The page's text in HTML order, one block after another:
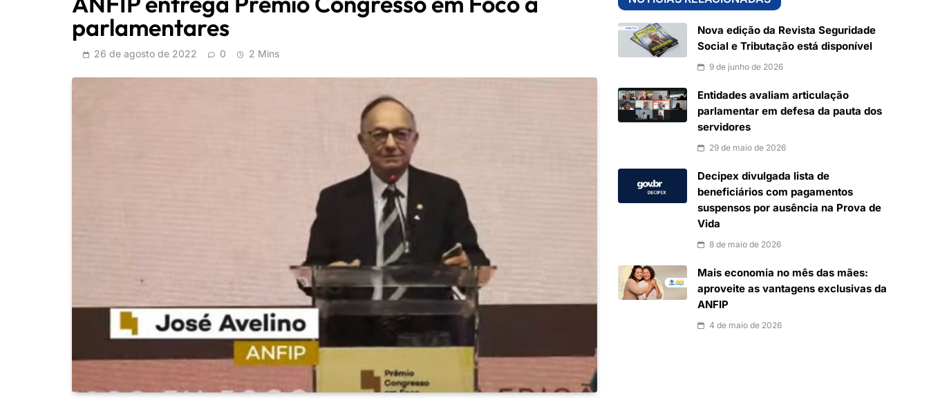
parlamentares
26 de agosto de 2022 0 2 Mins
Nova edição da Revista Seguridade
Social e Tributação está disponível
9 de junho de 2026
Entidades avaliam articulação
parlamentar em defesa da pauta dos
servidores
29 de maio de 2026
Decipex divulgada lista de
beneficiários com pagamentos
suspensos por ausência na Prova de
Vida
8 de maio de 2026
Mais economia no mês das mães:
aproveite as vantagens exclusivas da
ANFIP
4 de maio de 2026